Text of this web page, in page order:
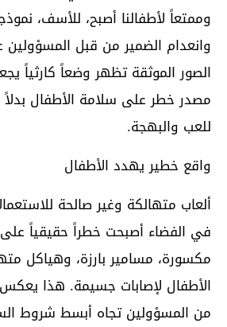
وممتعاً لأطفالنا أصبح، للأسف،
وانعدام الضمير من قبل
الصور الموثقة تظهر وضعاً كارثياً
مصدر خطر على سلامة الأطفال
للعب والبهجة.
واقع خطير يهدد الأطفال
ألعاب متهالكة وغير صالحة
في الفضاء أصبحت خطراً حقيقياً
مكسورة، مسامير بارزة، وهياكل
الأطفال لإصابات جسيمة. هذا
من المسؤولين تجاه أبسط شروط